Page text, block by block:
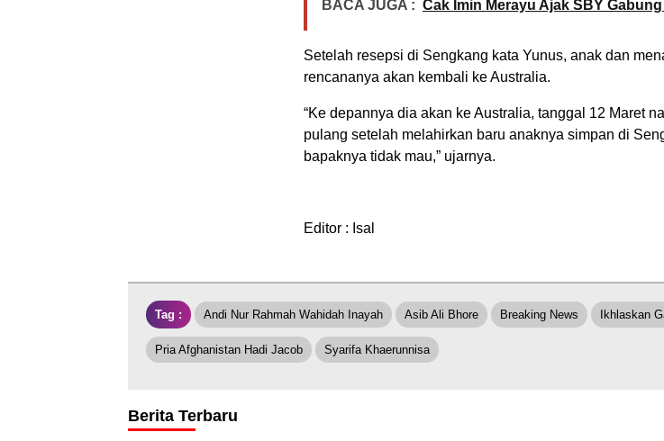
BACA JUGA : Cak Imin Merayu Ajak SBY
Setelah resepsi di Sengkang kata Yunus, anak dan
rencananya akan kembali ke Australia.
“Ke depannya dia akan ke Australia, tanggal 12 Maret
pulang setelah melahirkan baru anaknya simpan di
bapaknya tidak mau,” ujarnya.
Editor : Isal
Tag : Andi Nur Rahmah Wahidah Inayah Asib Ali Bhore Breaking News Ikhlaskan
Pria Afghanistan Hadi Jacob Syarifa Khaerunnisa
Berita Terbaru